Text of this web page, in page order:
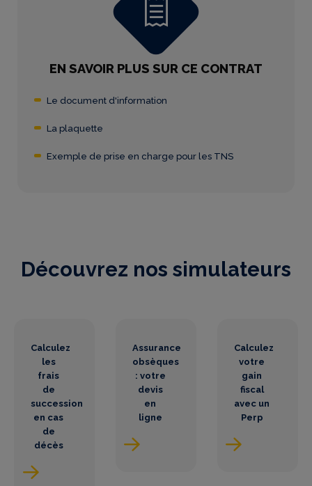
EN SAVOIR PLUS SUR CE CONTRAT
Le document d'information
La plaquette
Exemple de prise en charge pour les TNS
Découvrez nos simulateurs
Calculez
les
frais
de
succession
en cas
de
décès
Assurance
obsèques
: votre
devis
en
ligne
Calculez
votre
gain
fiscal
avec un
Perp